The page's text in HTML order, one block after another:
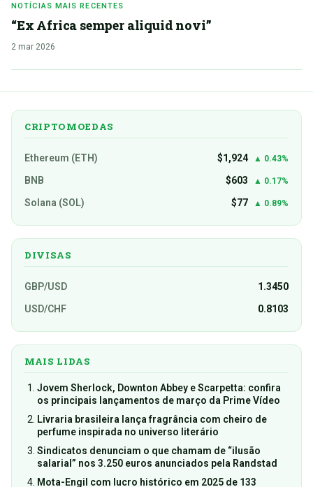
NOTÍCIAS MAIS RECENTES
“Ex Africa semper aliquid novi”
2 mar 2026
CRIPTOMOEDAS
Ethereum (ETH) $1,924 ▲ 0.43%
BNB $603 ▲ 0.17%
Solana (SOL) $77 ▲ 0.89%
DIVISAS
GBP/USD
1.3450
USD/CHF
0.8103
MAIS LIDAS
Jovem Sherlock, Downton Abbey e Scarpetta: confira
os principais lançamentos de março da Prime Vídeo
Livraria brasileira lança fragrância com cheiro de
perfume inspirada no universo literário
Sindicatos denunciam o que chamam de “ilusão
salarial” nos 3.250 euros anunciados pela Randstad
Mota-Engil com lucro histórico em 2025 de 133